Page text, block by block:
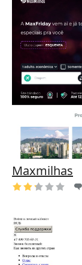
Maxmilhas